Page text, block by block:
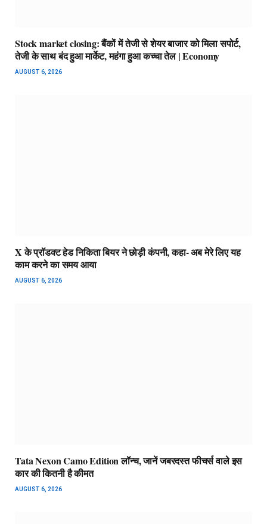
Stock market closing: बैंकों में तेजी से शेयर बाजार को मिला सपोर्ट,
तेजी के साथ बंद हुआ मार्केट, महंगा हुआ कच्चा तेल | Economy
AUGUST 6, 2026
X के प्रॉडक्ट हेड निकिता बियर ने छोड़ी कंपनी, कहा- अब मेरे लिए यह
काम करने का समय आया
AUGUST 6, 2026
Tata Nexon Camo Edition लॉन्च, जानें जबरदस्त फीचर्स वाले इस
कार की कितनी है कीमत
AUGUST 6, 2026